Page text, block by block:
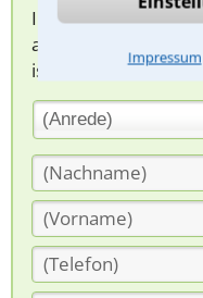
Impressum
Ihnen melden, um
abzuklären. Die
ist für Sie kostenlos.
(Anrede)